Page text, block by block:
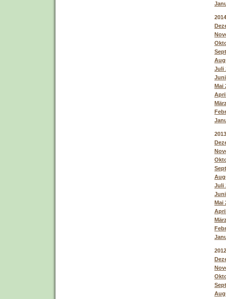
2014
Juli
Mai
2013
Juli
Mai
2012